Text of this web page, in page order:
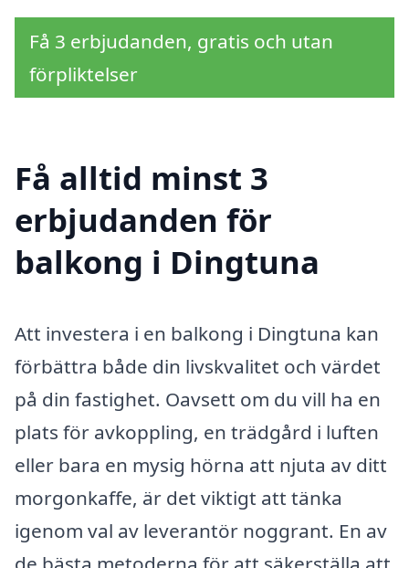
Få 3 erbjudanden, gratis och utan
förpliktelser
Få alltid minst 3
erbjudanden för
balkong i Dingtuna
Att investera i en balkong i Dingtuna kan
förbättra både din livskvalitet och värdet
på din fastighet. Oavsett om du vill ha en
plats för avkoppling, en trädgård i luften
eller bara en mysig hörna att njuta av ditt
morgonkaffe, är det viktigt att tänka
igenom val av leverantör noggrant. En av